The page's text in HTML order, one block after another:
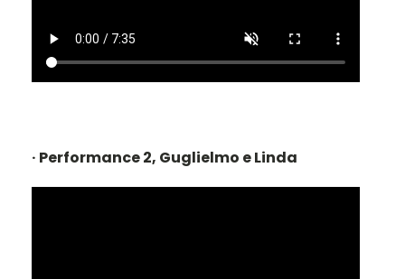
· Performance 2, Guglielmo e Linda